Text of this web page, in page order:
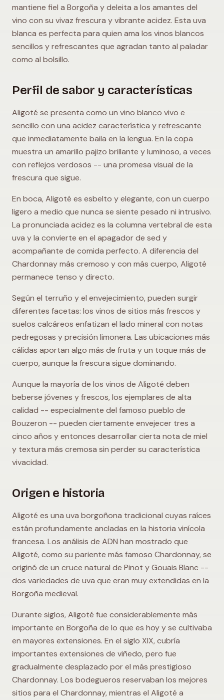
mantiene fiel a Borgoña y deleita a los amantes del
vino con su vivaz frescura y vibrante acidez. Esta uva
blanca es perfecta para quien ama los vinos blancos
sencillos y refrescantes que agradan tanto al paladar
como al bolsillo.
Perfil de sabor y características
Aligoté se presenta como un vino blanco vivo e
sencillo con una acidez característica y refrescante
que inmediatamente baila en la lengua. En la copa
muestra un amarillo pajizo brillante y luminoso, a veces
con reflejos verdosos -- una promesa visual de la
frescura que sigue.
En boca, Aligoté es esbelto y elegante, con un cuerpo
ligero a medio que nunca se siente pesado ni intrusivo.
La pronunciada acidez es la columna vertebral de esta
uva y la convierte en el apagador de sed y
acompañante de comida perfecto. A diferencia del
Chardonnay más cremoso y con más cuerpo, Aligoté
permanece tenso y directo.
Según el terruño y el envejecimiento, pueden surgir
diferentes facetas: los vinos de sitios más frescos y
suelos calcáreos enfatizan el lado mineral con notas
pedregosas y precisión limonera. Las ubicaciones más
cálidas aportan algo más de fruta y un toque más de
cuerpo, aunque la frescura sigue dominando.
Aunque la mayoría de los vinos de Aligoté deben
beberse jóvenes y frescos, los ejemplares de alta
calidad -- especialmente del famoso pueblo de
Bouzeron -- pueden ciertamente envejecer tres a
cinco años y entonces desarrollar cierta nota de miel
y textura más cremosa sin perder su característica
vivacidad.
Origen e historia
Aligoté es una uva borgoñona tradicional cuyas raíces
están profundamente ancladas en la historia vinícola
francesa. Los análisis de ADN han mostrado que
Aligoté, como su pariente más famoso Chardonnay, se
originó de un cruce natural de Pinot y Gouais Blanc --
dos variedades de uva que eran muy extendidas en la
Borgoña medieval.
Durante siglos, Aligoté fue considerablemente más
importante en Borgoña de lo que es hoy y se cultivaba
en mayores extensiones. En el siglo XIX, cubría
importantes extensiones de viñedo, pero fue
gradualmente desplazado por el más prestigioso
Chardonnay. Los bodegueros reservaban los mejores
sitios para el Chardonnay, mientras el Aligoté a